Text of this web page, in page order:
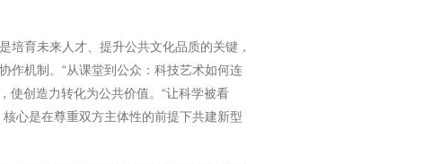
育未来人才、提升公共文化品质的关键，
作机制。“从课堂到公众：科技艺术如何连
使创造力转化为公共价值。“让科学被看
心是在尊重双方主体性的前提下共建新型